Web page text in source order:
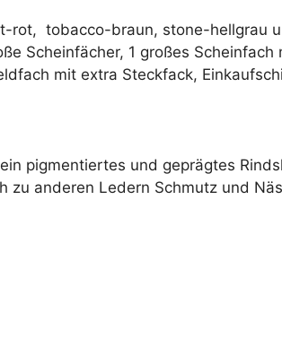
rot, tobacco-braun, stone-hellgrau
Scheinfächer, 1 großes Scheinfach
mit extra Steckfack,
pigmentiertes und geprägtes
zu anderen Ledern Schmutz und